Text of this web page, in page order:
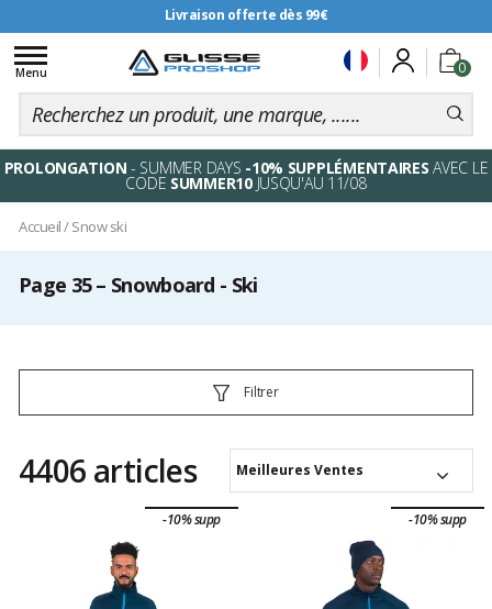
Livraison offerte dès 99€
0
Toggle
navigation
Menu
PROLONGATION - SUMMER DAYS -10% SUPPLÉMENTAIRES AVEC LE
CODE SUMMER10JUSQU'AU 11/08
Accueil/Snow ski
Page 35 – Snowboard - Ski
Filtrer
4406 articles Meilleures Ventes
-10% supp -10% supp